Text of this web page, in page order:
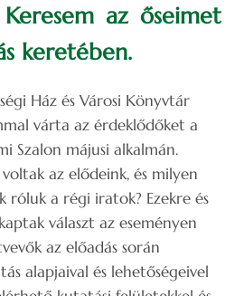
az őseimet
keretében.
Ház és Városi Könyvtár
várta az érdeklődőket a
Szalon májusi alkalmán.
az elődeink, és milyen
a régi iratok? Ezekre és
választ az eseményen
az előadás során
alapjaival és lehetőségeivel